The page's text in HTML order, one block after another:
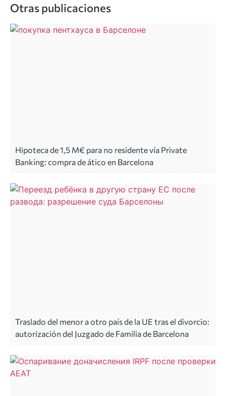
Otras publicaciones
Hipoteca de 1,5 M€ para no residente vía Private
Banking: compra de ático en Barcelona
Traslado del menor a otro país de la UE tras el divorcio:
autorización del Juzgado de Familia de Barcelona